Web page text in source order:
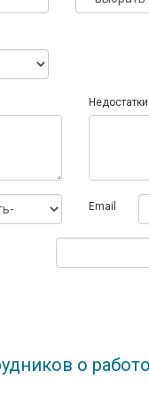
Недостатки
Email
о